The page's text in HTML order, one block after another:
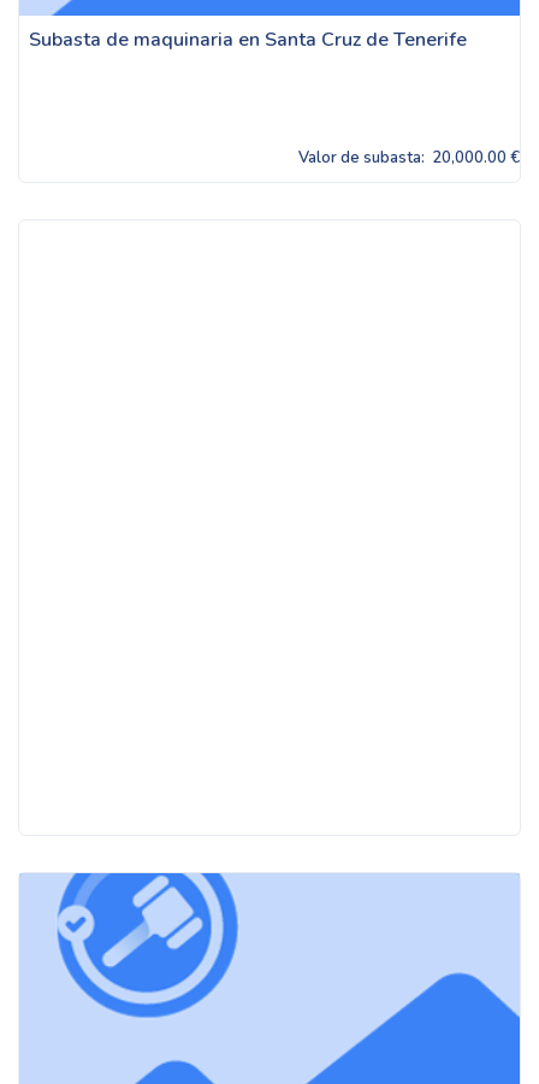
Subasta de maquinaria en Santa Cruz de Tenerife
Valor de subasta: 20,000.00 €